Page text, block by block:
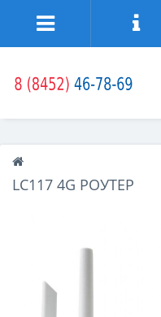
LC117 4G РОУТЕР